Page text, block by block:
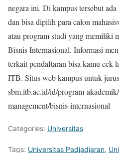
negara ini. Di kampus tersebut
dan bisa dipilih para calon
atau program studi yang memiliki
Bisnis Internasional. Informasi
terkait pendaftaran bisa kamu cek
ITB. Situs web kampus untuk
sbm.itb.ac.id/id/program-
management/bisnis-internasional
Categories: Universitas
Tags: Universitas Padjadjaran,